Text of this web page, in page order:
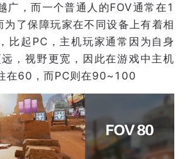
广，而一个普通人的FOV通常在1
了保障玩家在不同设备上有着相
比起PC，主机玩家通常因为自身
，视野更宽，因此在游戏中主机
在60，而PC则在90~100